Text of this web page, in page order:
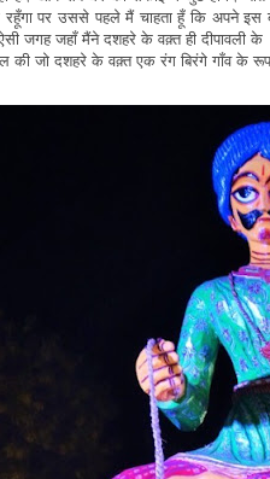
रहूँगा पर उससे पहले मैं चाहता हूँ कि अपने
जगह जहाँ मैंने दशहरे के वक़्त ही दीपावली के
की जो दशहरे के वक़्त एक रंग बिरंगे गाँव के रूप